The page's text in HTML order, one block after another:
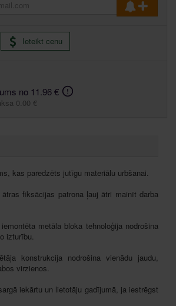
Ieteikt cenu
no 11.96 €
0.00 €
kas paredzēts jutīgu materiālu urbšanai.
fiksācijas patrona ļauj ātri mainīt darba
metāla bloka tehnoloģija nodrošina
izturību.
konstrukcija nodrošina vienādu jaudu,
virzienos.
iekārtu un lietotāju gadījumā, ja iestrēgst